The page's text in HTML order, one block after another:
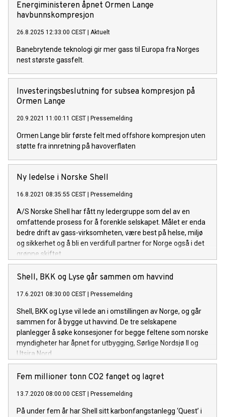
Energiministeren åpnet Ormen Lange
havbunnskompresjon
26.8.2025 12:33:00 CEST Aktuelt
Banebrytende teknologi gir mer gass til Europa fra Norges
nest største gassfelt.
Investeringsbeslutning for subsea kompresjon på
Ormen Lange
20.9.2021 11:00:11 CEST Pressemelding
Ormen Lange blir første felt med offshore kompresjon uten
støtte fra innretning på havoverflaten
Ny ledelse i Norske Shell
16.8.2021 08:35:55 CEST Pressemelding
A/S Norske Shell har fått ny ledergruppe som del av en
omfattende prosess for å forenkle selskapet. Målet er enda
bedre drift av gass-virksomheten, være best på helse, miljø
og sikkerhet og å bli en verdifull partner for Norge også i det
grønne skiftet.
Shell, BKK og Lyse går sammen om havvind
17.6.2021 08:30:00 CEST Pressemelding
Shell, BKK og Lyse vil lede an i omstillingen av Norge, og går
sammen for å bygge ut havvind. De tre selskapene
planlegger å søke konsesjoner for begge feltene som norske
myndigheter har åpnet for utbygging, Sørlige Nordsjø II og
Utsira Nord.
Fem millioner tonn CO2 fanget og lagret
13.7.2020 08:00:00 CEST Pressemelding
På under fem år har Shell sitt karbonfangstanlegg ‘Quest’ i